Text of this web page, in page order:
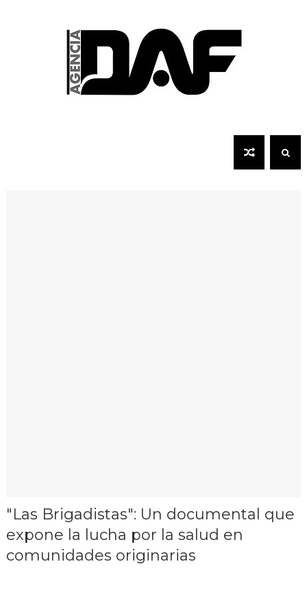
"Las Brigadistas": Un documental que
expone la lucha por la salud en
comunidades originarias